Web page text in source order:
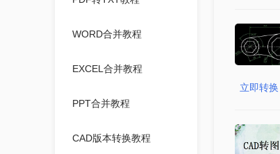
WORD合并教程
EXCEL合并教程
PPT合并教程
CAD版本转换教程
立即转换